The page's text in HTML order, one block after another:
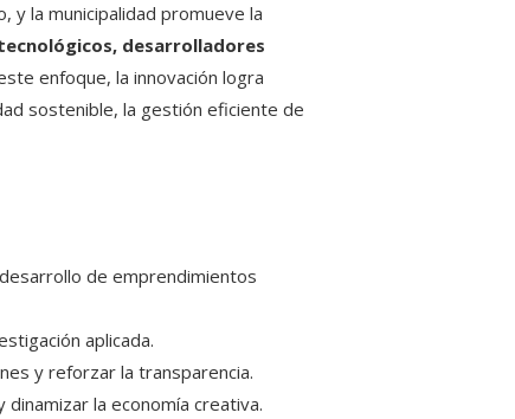
y la municipalidad promueve la
desarrolladores
enfoque, la innovación logra
sostenible, la gestión eficiente de
de emprendimientos
aplicada.
y reforzar la transparencia.
la economía creativa.